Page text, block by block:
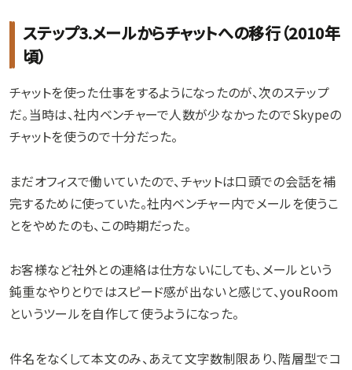
ステップ3.メールからチャットへの移行（2010年
頃）
チャットを使った仕事をするようになったのが、次のステップ
だ。当時は、社内ベンチャーで人数が少なかったのでSkypeの
チャットを使うので十分だった。
まだオフィスで働いていたので、チャットは口頭での会話を補
完するために使っていた。社内ベンチャー内でメールを使うこ
とをやめたのも、この時期だった。
お客様など社外との連絡は仕方ないにしても、メールという
鈍重なやりとりではスピード感が出ないと感じて、youRoom
というツールを自作して使うようになった。
件名をなくして本文のみ、あえて文字数制限あり、階層型でコ